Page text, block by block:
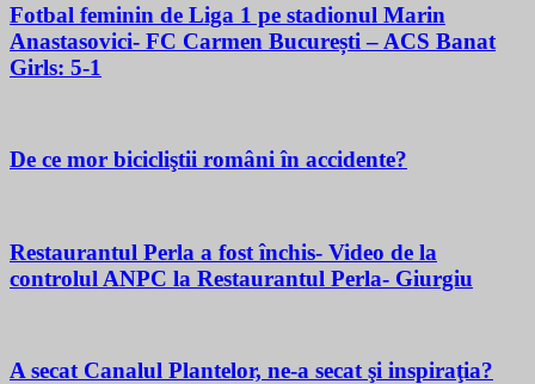
Fotbal feminin de Liga 1 pe stadionul Marin
Anastasovici- FC Carmen București – ACS Banat
Girls: 5-1
De ce mor bicicliştii români în accidente?
Restaurantul Perla a fost închis- Video de la
controlul ANPC la Restaurantul Perla- Giurgiu
A secat Canalul Plantelor, ne-a secat şi inspiraţia?